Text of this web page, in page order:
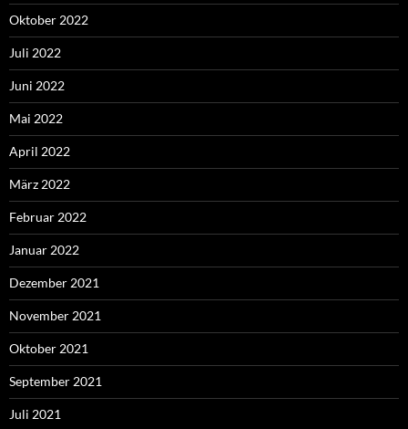
Oktober 2022
Juli 2022
Juni 2022
Mai 2022
April 2022
März 2022
Februar 2022
Januar 2022
Dezember 2021
November 2021
Oktober 2021
September 2021
Juli 2021